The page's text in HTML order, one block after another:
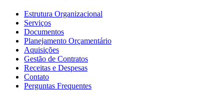
Estrutura Organizacional
Serviços
Documentos
Planejamento Orçamentário
Aquisições
Gestão de Contratos
Receitas e Despesas
Contato
Perguntas Frequentes